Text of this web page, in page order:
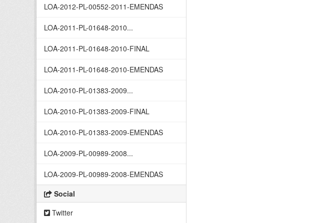
LOA-2012-PL-00552-2011-EMENDAS
LOA-2011-PL-01648-2010...
LOA-2011-PL-01648-2010-FINAL
LOA-2011-PL-01648-2010-EMENDAS
LOA-2010-PL-01383-2009...
LOA-2010-PL-01383-2009-FINAL
LOA-2010-PL-01383-2009-EMENDAS
LOA-2009-PL-00989-2008...
LOA-2009-PL-00989-2008-EMENDAS
Social
Twitter